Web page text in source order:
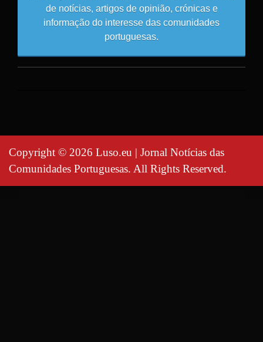
de notícias, artigos de opinião, crónicas e
informação do interesse das comunidades
portuguesas.
Copyright © 2026 Luso.eu | Jornal Notícias das
Comunidades Portuguesas. All Rights Reserved.